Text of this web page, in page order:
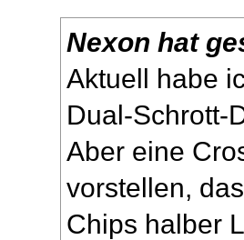
Nexon hat
Aktuell habe
Dual-Schrott-
Aber eine
vorstellen,
Chips halber